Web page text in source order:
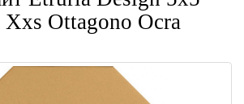
Ottagono Ocra